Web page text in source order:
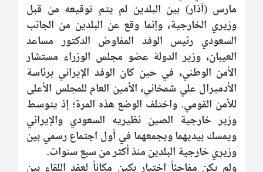
مارس (آذار) بين البلدين لم يتم توقيعه من قبل
وزيري الخارجية، وإنما وقع عن البلدين من الجانب
السعودي رئيس الوفد المفاوض الدكتور مساعد
العيبان، وزير الدولة عضو مجلس الوزراء مستشار
الأمن الوطني، في حين كان الوفد الإيراني برئاسة
الأدميرال علي شمخاني، الأمين العام للمجلس الأعلى
للأمن القومي. واختلف الوضع هذه المرة؛ إذ يتوسط
وزير خارجية الصين نظيريه السعودي والإيراني
ويمسك بيديهما ويجمعهما في أول اجتماع رسمي بين
وزيري خارجية البلدين منذ أكثر من سبع سنوات.